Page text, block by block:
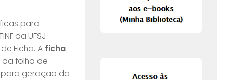
para
da UFSJ
Ficha. A ficha
folha de
geração da